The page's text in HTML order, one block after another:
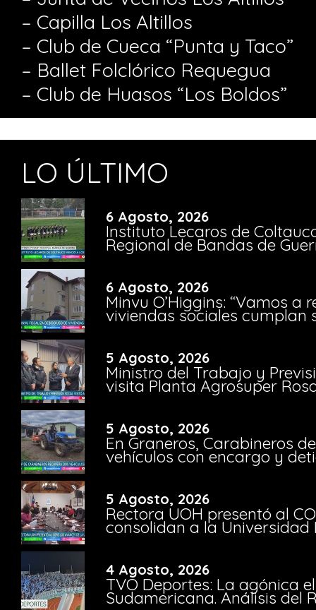
– Capilla Los Altillos
– Club de Cueca “Punta y Taco”
– Ballet Folclórico Requegua
– Club de Huasos “Los Boldos”
LO ÚLTIMO
6 Agosto, 2026
Instituto Lecaros de
Regional de Bandas de
6 Agosto, 2026
Minvu O’Higgins: “Vamos a
viviendas sociales cumplan
5 Agosto, 2026
Ministro del Trabajo y
visita Planta Agrosuper
5 Agosto, 2026
En Graneros, Carabineros
vehículos con encargo y
5 Agosto, 2026
Rectora UOH presentó al
consolidan a la Universidad
4 Agosto, 2026
TVO Deportes: La agónica
Sudamericana. Análisis del